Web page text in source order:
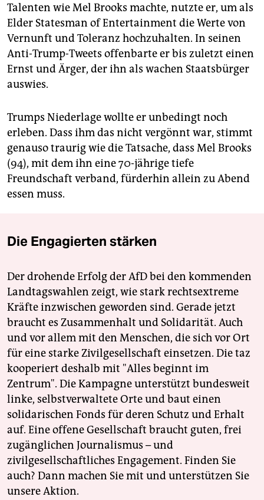
Talenten wie Mel Brooks machte, nutzte er, um als
Elder Statesman of Entertainment die Werte von
Vernunft und Toleranz hochzuhalten. In seinen
Anti-Trump-Tweets offenbarte er bis zuletzt einen
Ernst und Ärger, der ihn als wachen Staatsbürger
auswies.
Trumps Niederlage wollte er unbedingt noch
erleben. Dass ihm das nicht vergönnt war, stimmt
genauso traurig wie die Tatsache, dass Mel Brooks
(94), mit dem ihn eine 70-jährige tiefe
Freundschaft verband, fürderhin allein zu Abend
essen muss.
Die Engagierten stärken
Der drohende Erfolg der AfD bei den kommenden
Landtagswahlen zeigt, wie stark rechtsextreme
Kräfte inzwischen geworden sind. Gerade jetzt
braucht es Zusammenhalt und Solidarität. Auch
und vor allem mit den Menschen, die sich vor Ort
für eine starke Zivilgesellschaft einsetzen. Die taz
kooperiert deshalb mit "Alles beginnt im
Zentrum". Die Kampagne unterstützt bundesweit
linke, selbstverwaltete Orte und baut einen
solidarischen Fonds für deren Schutz und Erhalt
auf. Eine offene Gesellschaft braucht guten, frei
zugänglichen Journalismus – und
zivilgesellschaftliches Engagement. Finden Sie
auch? Dann machen Sie mit und unterstützen Sie
unsere Aktion.